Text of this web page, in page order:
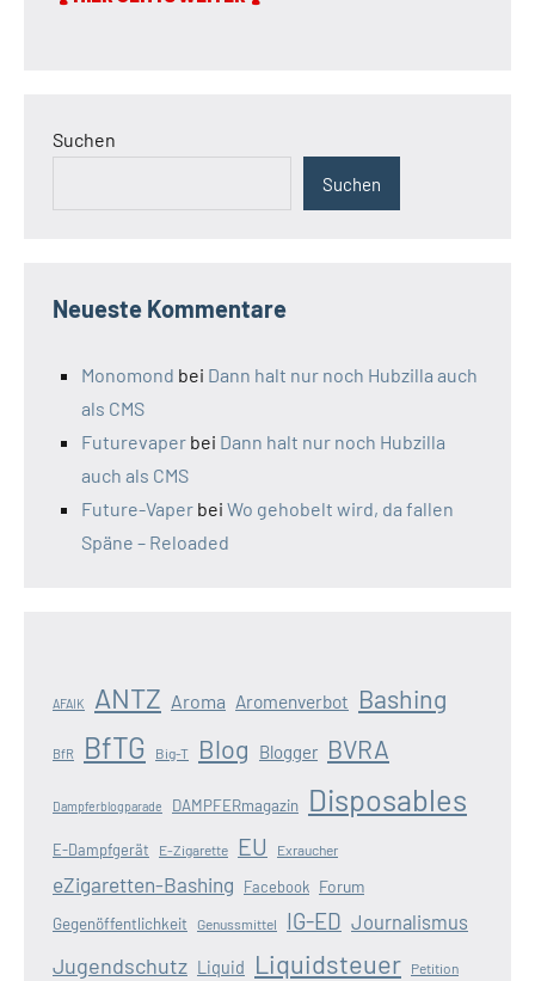
Suchen
Suchen
Neueste Kommentare
Monomond bei Dann halt nur noch Hubzilla auch
als CMS
Futurevaper bei Dann halt nur noch Hubzilla
auch als CMS
Future-Vaper bei Wo gehobelt wird, da fallen
Späne – Reloaded
AFAIK ANTZ Aroma Aromenverbot Bashing
BfR BfTG Big-T Blog Blogger BVRA
Dampferblogparade DAMPFERmagazin Disposables
E-Dampfgerät E-Zigarette EU Exraucher
eZigaretten-Bashing Facebook Forum
Gegenöffentlichkeit Genussmittel IG-ED Journalismus
Jugendschutz Liquid Liquidsteuer Petition